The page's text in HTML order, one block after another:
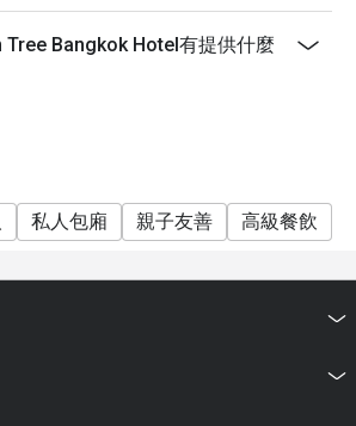
Tree Bangkok Hotel有提供什麼
私人包廂 親子友善 高級餐飲